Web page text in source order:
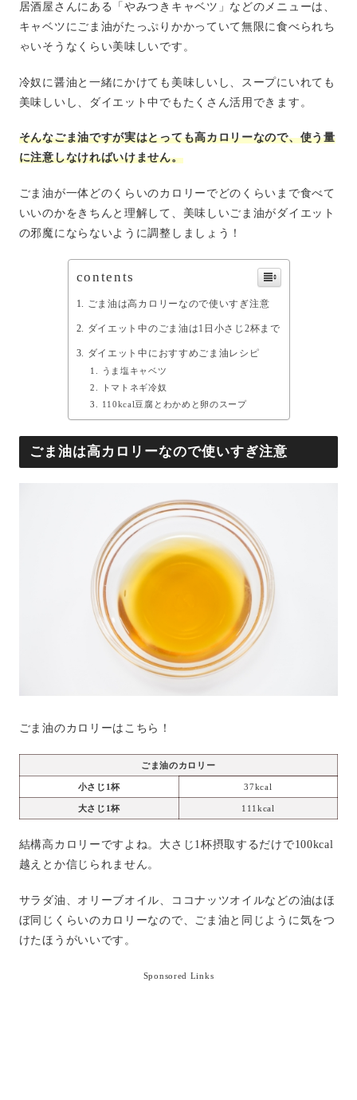
居酒屋さんにある「やみつきキャベツ」などのメニューは、
キャベツにごま油がたっぷりかかっていて無限に食べられち
ゃいそうなくらい美味しいです。
冷奴に醤油と一緒にかけても美味しいし、スープにいれても
美味しいし、ダイエット中でもたくさん活用できます。
そんなごま油ですが実はとっても高カロリーなので、使う量
に注意しなければいけません。
ごま油が一体どのくらいのカロリーでどのくらいまで食べて
いいのかをきちんと理解して、美味しいごま油がダイエット
の邪魔にならないように調整しましょう！
contents
ごま油は高カロリーなので使いすぎ注意
ダイエット中のごま油は1日小さじ2杯まで
ダイエット中におすすめごま油レシピ
うま塩キャベツ
トマトネギ冷奴
110kcal豆腐とわかめと卵のスープ
ごま油は高カロリーなので使いすぎ注意
ごま油のカロリーはこちら！
ごま油のカロリー
小さじ1杯 37kcal
大さじ1杯 111kcal
結構高カロリーですよね。大さじ1杯摂取するだけで100kcal
越えとか信じられません。
サラダ油、オリーブオイル、ココナッツオイルなどの油はほ
ぼ同じくらいのカロリーなので、ごま油と同じように気をつ
けたほうがいいです。
Sponsored Links